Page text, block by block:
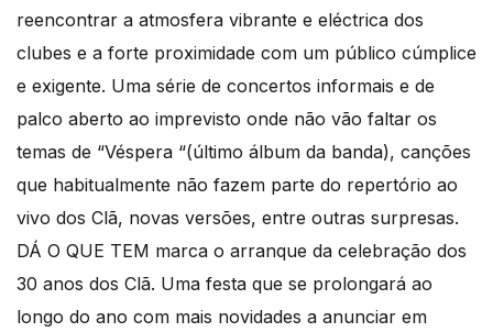
reencontrar a atmosfera vibrante e eléctrica dos
clubes e a forte proximidade com um público cúmplice
e exigente. Uma série de concertos informais e de
palco aberto ao imprevisto onde não vão faltar os
temas de “Véspera “(último álbum da banda), canções
que habitualmente não fazem parte do repertório ao
vivo dos Clã, novas versões, entre outras surpresas.
DÁ O QUE TEM marca o arranque da celebração dos
30 anos dos Clã. Uma festa que se prolongará ao
longo do ano com mais novidades a anunciar em